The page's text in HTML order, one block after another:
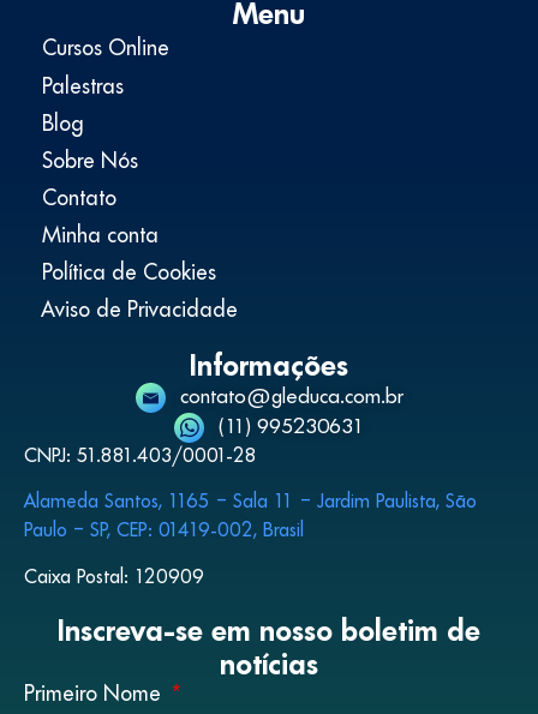
Menu
Cursos Online
Palestras
Blog
Sobre Nós
Contato
Minha conta
Política de Cookies
Aviso de Privacidade
Informações
contato@gleduca.com.br
(11) 995230631
CNPJ: 51.881.403/0001-28
Alameda Santos, 1165 – Sala 11 – Jardim Paulista, São
Paulo – SP, CEP: 01419-002, Brasil
Caixa Postal: 120909
Inscreva-se em nosso boletim de
notícias
Primeiro Nome